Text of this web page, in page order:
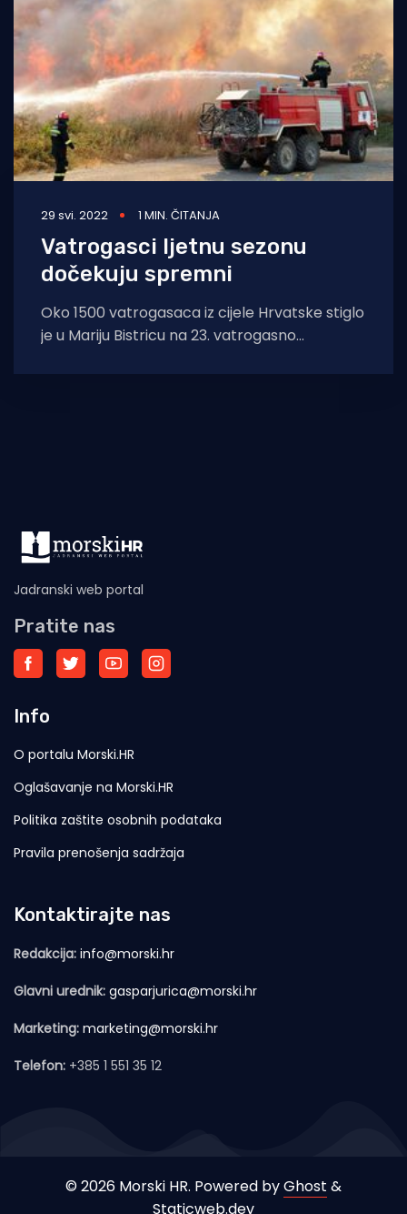
29 svi. 2022 1 MIN. ČITANJA
Vatrogasci ljetnu sezonu
dočekuju spremni
Oko 1500 vatrogasaca iz cijele Hrvatske stiglo
je u Mariju Bistricu na 23. vatrogasno
mjeseca zaštite
Jadranski web portal
Pratite nas
Info
O portalu Morski.HR
Oglašavanje na Morski.HR
Politika zaštite osobnih podataka
Pravila prenošenja sadržaja
Kontaktirajte nas
Redakcija: info@morski.hr
Glavni urednik: gasparjurica@morski.hr
Marketing: marketing@morski.hr
Telefon: +385 1 551 35 12
© 2026 Morski HR. Powered byGhost &
Staticweb.dev